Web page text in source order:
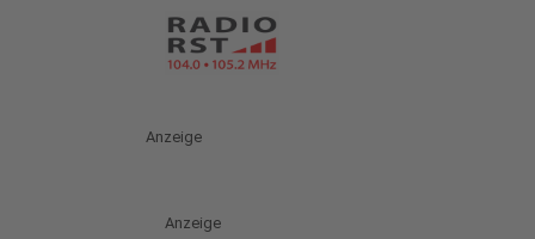
Anzeige
Anzeige